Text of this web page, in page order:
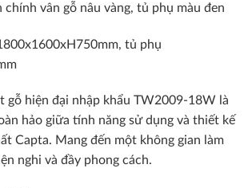
chính vân gỗ nâu vàng, tủ phụ màu đen
tủ phụ
gỗ hiện đại nhập khẩu TW2009-18W là
hảo giữa tính năng sử dụng và thiết kế
Capta. Mang đến một không gian làm
nghi và đầy phong cách.